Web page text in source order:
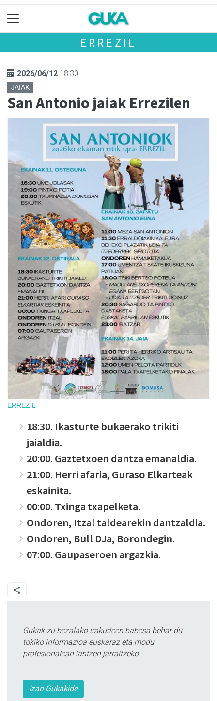
ERREZIL
2026/06/12 18:30
JAIAK
San Antonio jaiak Errezilen
ERREZIL
18:30. Ikasturte bukaerako trikiti
jaialdia.
20:00. Gaztetxoen dantza emanaldia.
21:00. Herri afaria, Guraso Elkarteak
eskainita.
00:00. Txinga txapelketa.
Ondoren, Itzal taldearekin dantzaldia.
Ondoren, Bull DJa, Borondegin.
07:00. Gaupaseroen argazkia.
Gukak zu bezalako irakurleen babesa behar du
tokiko informazioa euskaraz eta modu
profesionalean lantzen jarraitzeko.
Izan Gukakide